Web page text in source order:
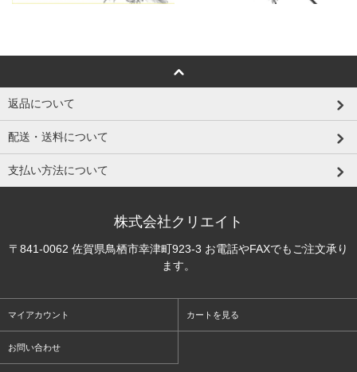
返品について
配送・送料について
支払い方法について
株式会社クリエイト
〒841-0062 佐賀県鳥栖市幸津町923-3 お電話やFAXでもご注文承り
ます。
マイアカウント カートを見る
お問い合わせ